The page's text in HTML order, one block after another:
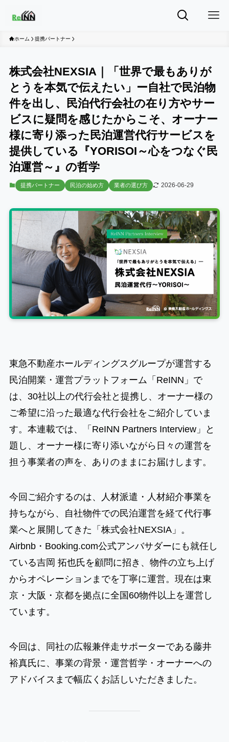
ホーム 提携パートナー
株式会社NEXSIA｜「世界で最もありが
とうを本気で伝えたい」ー自社で民泊物
件を出し、民泊代行会社の在り方やサー
ビスに疑問を感じたからこそ、オーナー
様に寄り添った民泊運営代行サービスを
提供している『YORISOI～心をつなぐ民
泊運営～』の哲学
提携パートナー 民泊の始め方 業者の選び方 2026-06-29
東急不動産ホールディングスグループが運営する
民泊開業・運営プラットフォーム「ReINN」で
は、30社以上の代行会社と提携し、オーナー様の
ご希望に沿った最適な代行会社をご紹介していま
す。本連載では、「ReINN Partners Interview」と
題し、オーナー様に寄り添いながら日々の運営を
担う事業者の声を、ありのままにお届けします。
今回ご紹介するのは、人材派遣・人材紹介事業を
持ちながら、自社物件での民泊運営を経て代行事
業へと展開してきた「株式会社NEXSIA」。
Airbnb・Booking.com公式アンバサダーにも就任し
ている吉岡 拓也氏を顧問に招き、物件の立ち上げ
からオペレーションまでを丁寧に運営。現在は東
京・大阪・京都を拠点に全国60物件以上を運営し
ています。
今回は、同社の広報兼伴走サポーターである藤井
裕真氏に、事業の背景・運営哲学・オーナーへの
アドバイスまで幅広くお話しいただきました。